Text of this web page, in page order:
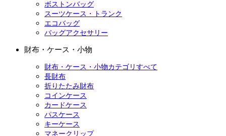
ボストンバッグ
スーツケース・トランク
エコバッグ
バッグアクセサリー
財布・ケース・小物
財布・ケース・小物カテゴリすべて
長財布
折りたたみ財布
コインケース
カードケース
パスケース
キーケース
マネークリップ